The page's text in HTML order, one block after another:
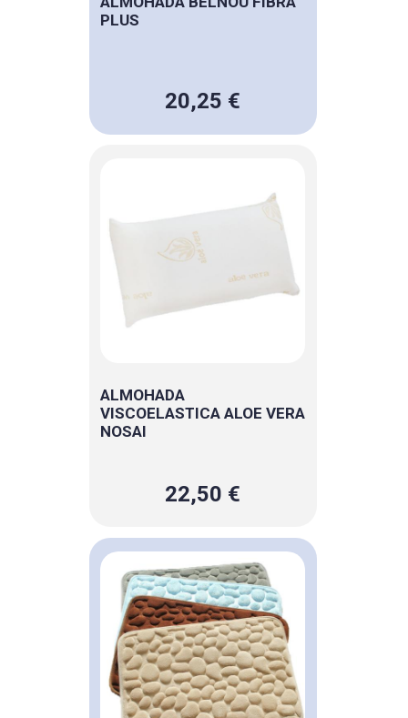
PLUS
20,25 €
ALMOHADA
VISCOELASTICA ALOE VERA
NOSAI
22,50 €